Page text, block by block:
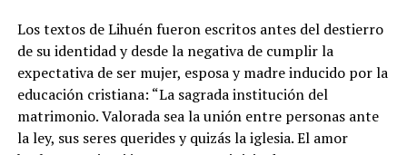
Los textos de Lihuén fueron escritos antes del destierro
de su identidad y desde la negativa de cumplir la
expectativa de ser mujer, esposa y madre inducido por la
educación cristiana: “La sagrada institución del
matrimonio. Valorada sea la unión entre personas ante
la ley, sus seres querides y quizás la iglesia. El amor